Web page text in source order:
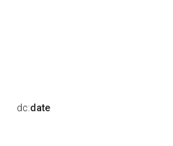
dc:date